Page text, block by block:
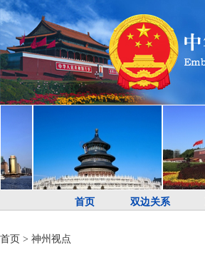
首页 双边关系
首页 > 神州视点